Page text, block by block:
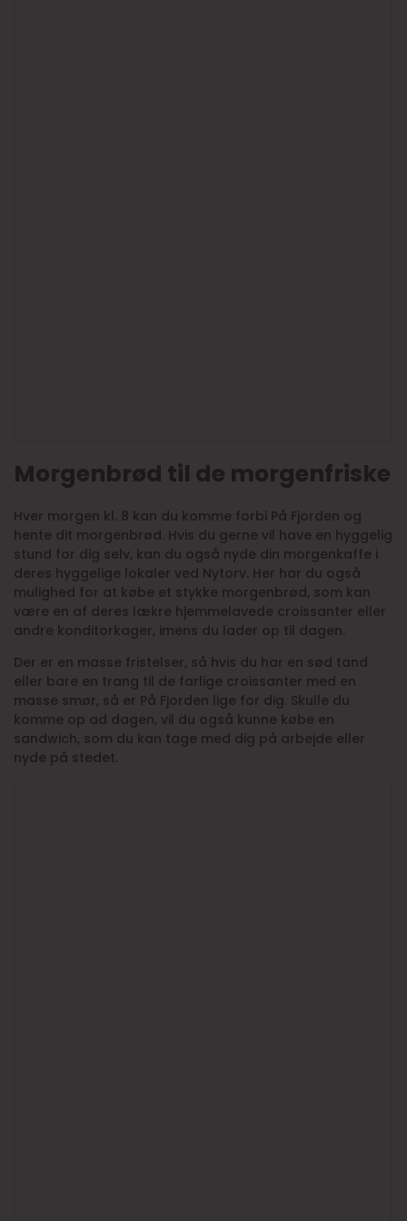
Morgenbrød til de morgenfriske
Hver morgen kl. 8 kan du komme forbi På Fjorden og
hente dit morgenbrød. Hvis du gerne vil have en hyggelig
stund for dig selv, kan du også nyde din morgenkaffe i
deres hyggelige lokaler ved Nytorv. Her har du også
mulighed for at købe et stykke morgenbrød, som kan
være en af deres lækre hjemmelavede croissanter eller
andre konditorkager, imens du lader op til dagen.
Der er en masse fristelser, så hvis du har en sød tand
eller bare en trang til de farlige croissanter med en
masse smør, så er På Fjorden lige for dig. Skulle du
komme op ad dagen, vil du også kunne købe en
sandwich, som du kan tage med dig på arbejde eller
nyde på stedet.